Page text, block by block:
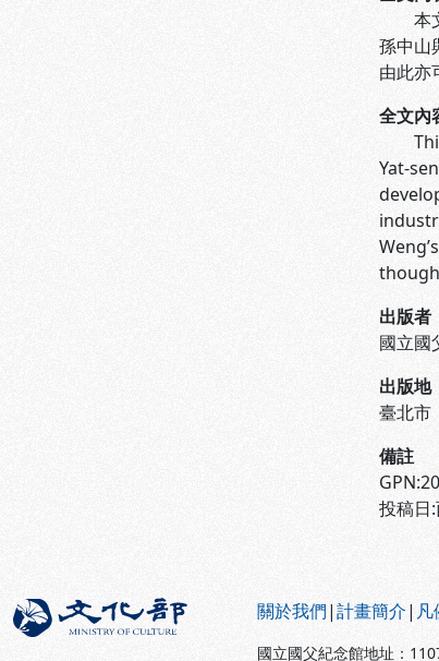
本文
孫中山
由此亦
全文內
This
Yat-
出版者
國立國
出版地
臺北市
備註
投稿日
關於我們|計畫簡介|
國立國父紀念館地址：